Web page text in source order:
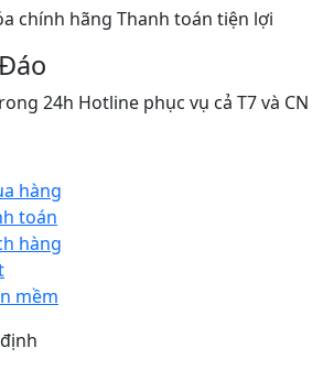
chính hãng Thanh toán tiện lợi
24h Hotline phục vụ cả T7 và CN
hàng
toán
hàng
mềm